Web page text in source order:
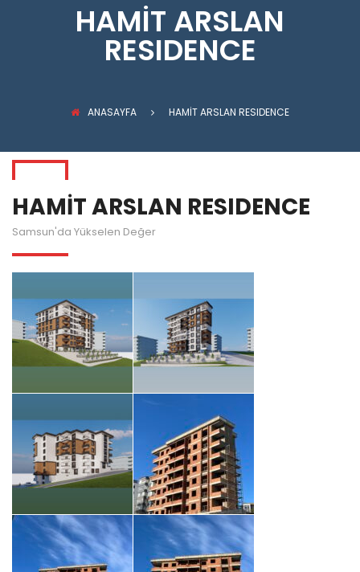
HAMİT ARSLAN
RESIDENCE
ANASAYFA HAMİT ARSLAN RESIDENCE
HAMİT ARSLAN RESIDENCE
Samsun'da Yükselen Değer